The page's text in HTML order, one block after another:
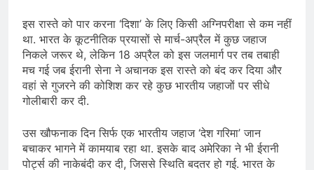
इस रास्ते को पार करना ‘दिशा’ के लिए किसी अग्निपरीक्षा से कम नहीं
था. भारत के कूटनीतिक प्रयासों से मार्च-अप्रैल में कुछ जहाज
निकले जरूर थे, लेकिन 18 अप्रैल को इस जलमार्ग पर तब तबाही
मच गई जब ईरानी सेना ने अचानक इस रास्ते को बंद कर दिया और
वहां से गुजरने की कोशिश कर रहे कुछ भारतीय जहाजों पर सीधे
गोलीबारी कर दी.
उस खौफनाक दिन सिर्फ एक भारतीय जहाज ‘देश गरिमा’ जान
बचाकर भागने में कामयाब रहा था. इसके बाद अमेरिका ने भी ईरानी
पोर्ट्स की नाकेबंदी कर दी, जिससे स्थिति बदतर हो गई. भारत के